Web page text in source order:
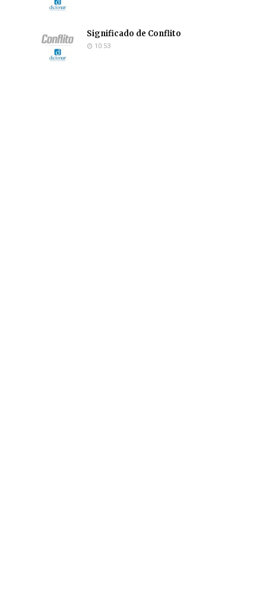
Significado de Conflito
10:53